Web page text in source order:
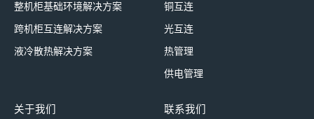
整机柜基础环境解决方案
跨机柜互连解决方案
液冷散热解决方案
铜互连
光互连
热管理
供电管理
关于我们 联系我们